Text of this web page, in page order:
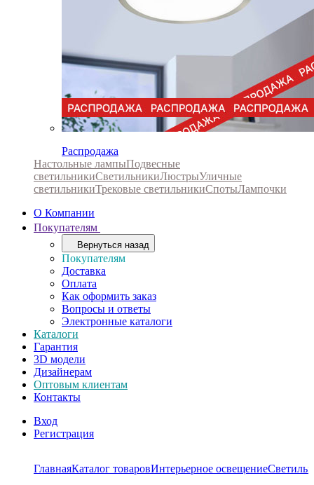
Распродажа
Настольные лампыПодвесные
светильникиСветильникиЛюстрыУличные
светильникиТрековые светильникиСпотыЛампочки
О Компании
Покупателям
Вернуться назад
Покупателям
Доставка
Оплата
Как оформить заказ
Вопросы и ответы
Электронные каталоги
Каталоги
Гарантия
3D модели
Дизайнерам
Оптовым клиентам
Контакты
Вход
Регистрация
ГлавнаяКаталог товаровИнтерьерное освещение